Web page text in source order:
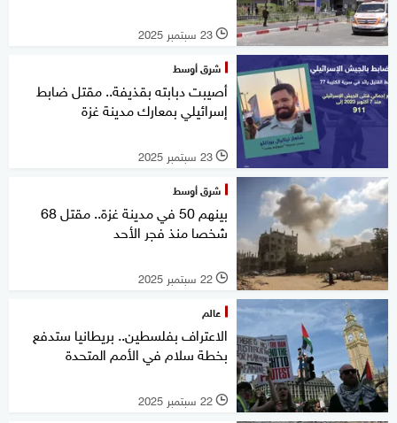
l 23 سبتمبر 2025
شرق أوسط
أصيبت دبابته بقذيفة.. مقتل ضابط
إسرائيلي بمعارك مدينة غزة
l 23 سبتمبر 2025
شرق أوسط
بينهم 50 في مدينة غزة.. مقتل 68
شخصا منذ فجر الأحد
l 22 سبتمبر 2025
عالم
الاعتراف بفلسطين.. بريطانيا ستدفع
بخطة سلام في الأمم المتحدة
l 22 سبتمبر 2025